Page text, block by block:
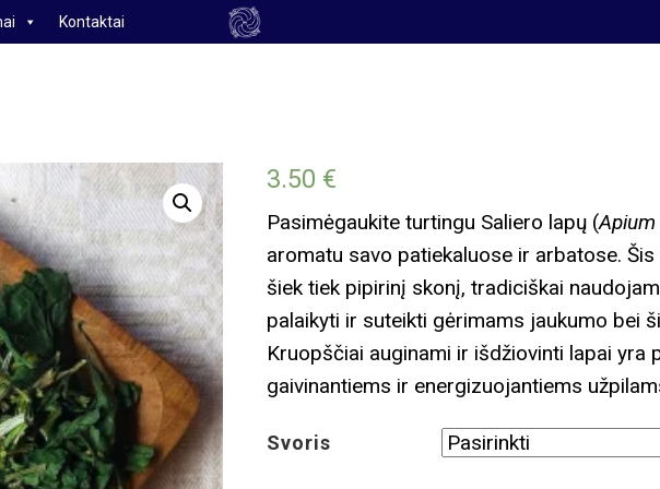
Kontaktai
3.50 €
Pasimėgaukite turtingu Saliero lapų (
aromatu savo patiekaluose ir arbatose.
šiek tiek pipirinį skonį, tradiciškai
palaikyti ir suteikti gėrimams jaukumo bei
Kruopščiai auginami ir išdžiovinti lapai yra
gaivinantiems ir energizuojantiems
Svoris